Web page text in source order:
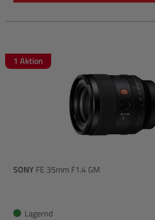
1 Aktion
SONY FE 35mm F1.4 GM
Lagernd